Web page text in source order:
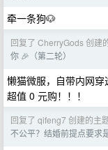
牵一条狗🐶
回复了 CherryGods 创建
你 🎉（第二轮）
懒猫微服，自带内网
超值 0 元购！！！
回复了 qifeng7 创建的主
不公平？结婚前提点要求